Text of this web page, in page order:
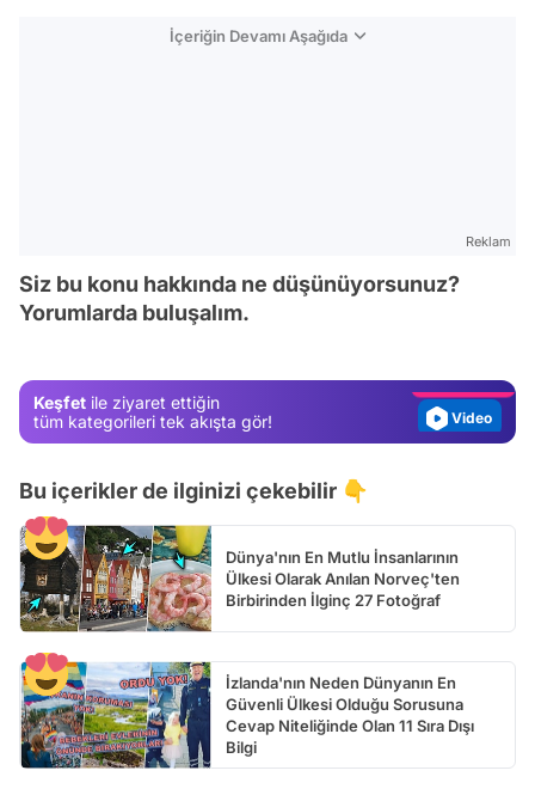
İçeriğin Devamı Aşağıda
Reklam
Siz bu konu hakkında ne düşünüyorsunuz?
Yorumlarda buluşalım.
Keşfet ile ziyaret ettiğin
tüm kategorileri tek akışta gör!
Video
Bu içerikler de ilginizi çekebilir 👇
Dünya'nın En Mutlu İnsanlarının
Ülkesi Olarak Anılan Norveç'ten
Birbirinden İlginç 27 Fotoğraf
İzlanda'nın Neden Dünyanın En
Güvenli Ülkesi Olduğu Sorusuna
Cevap Niteliğinde Olan 11 Sıra Dışı
Bilgi